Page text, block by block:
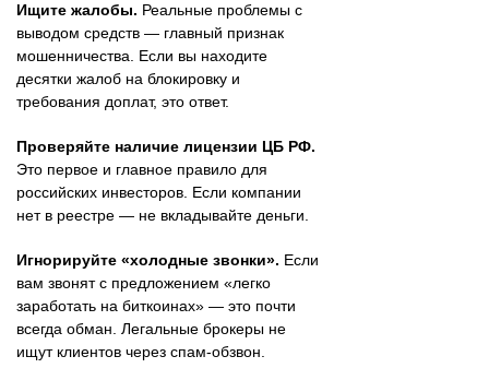
Ищите жалобы. Реальные проблемы с
выводом средств — главный признак
мошенничества. Если вы находите
десятки жалоб на блокировку и
требования доплат, это ответ.
Проверяйте наличие лицензии ЦБ РФ.
Это первое и главное правило для
российских инвесторов. Если компании
нет в реестре — не вкладывайте деньги.
Игнорируйте «холодные звонки». Если
вам звонят с предложением «легко
заработать на биткоинах» — это почти
всегда обман. Легальные брокеры не
ищут клиентов через спам-обзвон.